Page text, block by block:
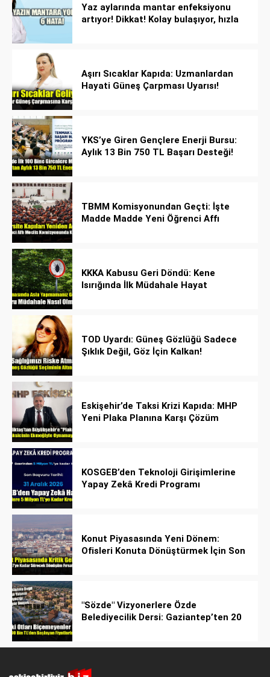
Yaz aylarında mantar enfeksiyonu
artıyor! Dikkat! Kolay bulaşıyor, hızla
Aşırı Sıcaklar Kapıda: Uzmanlardan
Hayati Güneş Çarpması Uyarısı!
YKS’ye Giren Gençlere Enerji Bursu:
Aylık 13 Bin 750 TL Başarı Desteği!
TBMM Komisyonundan Geçti: İşte
Madde Madde Yeni Öğrenci Affı
KKKA Kabusu Geri Döndü: Kene
Isırığında İlk Müdahale Hayat
TOD Uyardı: Güneş Gözlüğü Sadece
Şıklık Değil, Göz İçin Kalkan!
Eskişehir’de Taksi Krizi Kapıda: MHP
Yeni Plaka Planına Karşı Çözüm
KOSGEB’den Teknoloji Girişimlerine
Yapay Zekâ Kredi Programı
Konut Piyasasında Yeni Dönem:
Ofisleri Konuta Dönüştürmek İçin Son
"Sözde" Vizyonerlere Özde
Belediyecilik Dersi: Gaziantep’ten 20